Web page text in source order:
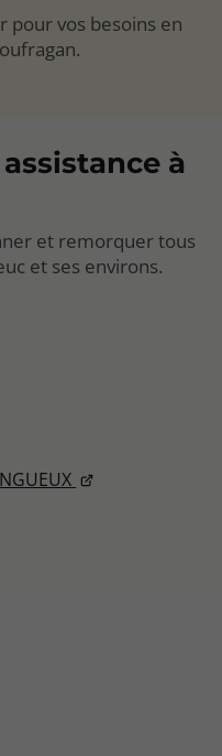
pour vos besoins en
à
et remorquer tous
et ses environs.